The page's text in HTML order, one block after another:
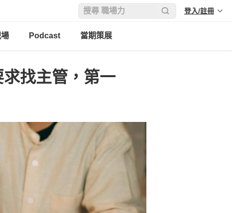
登入/註冊
Podcast 當期策展
求找主管，第一